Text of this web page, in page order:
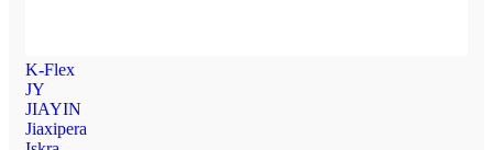
K-Flex
JY
JIAYIN
Jiaxipera